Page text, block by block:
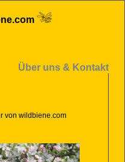
Über uns & Kontakt
von wildbiene.com